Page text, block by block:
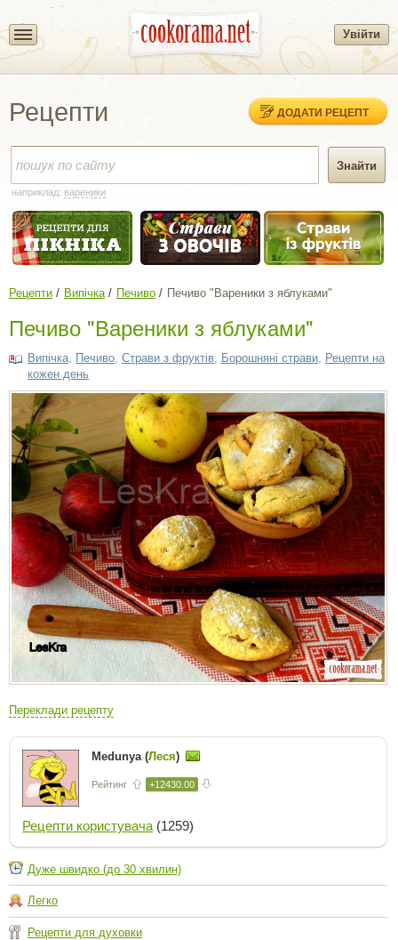
Увійти
Рецепти ДОДАТИ РЕЦЕПТ
наприклад: вареники
Рецепти Випічка Печиво Печиво "Вареники з яблуками"
Печиво "Вареники з яблуками"
Випічка Печиво Страви з фруктів Борошняні страви Рецепти на
кожен день
Переклади рецепту
Medunya (Леся)
Рейтинг +12430.00
Рецепти користувача (1259)
Дуже швидко (до 30 хвилин)
Легко
Рецепти для духовки